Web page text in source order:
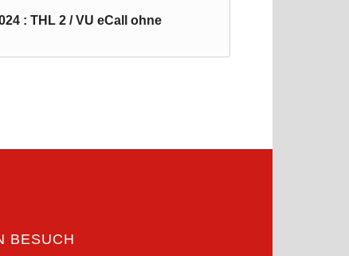
: THL 2 / VU eCall ohne
BESUCH